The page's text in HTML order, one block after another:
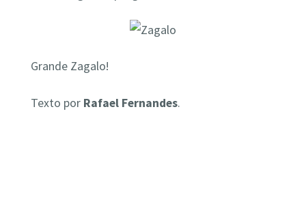
Grande Zagalo!
Texto por Rafael Fernandes.